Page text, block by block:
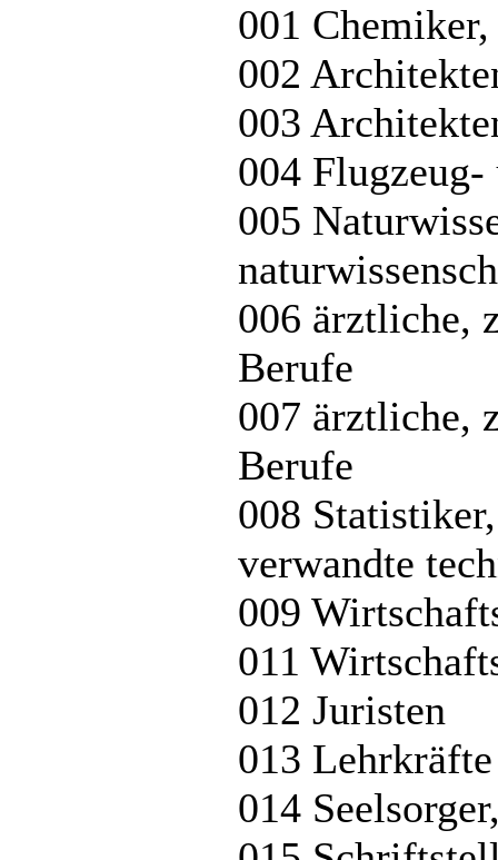
001
002
003
004
005
006 ärztliche,
Berufe
007 ärztliche,
Berufe
008
verwandte
009
011
012 Juristen
013 Lehrkräfte
014